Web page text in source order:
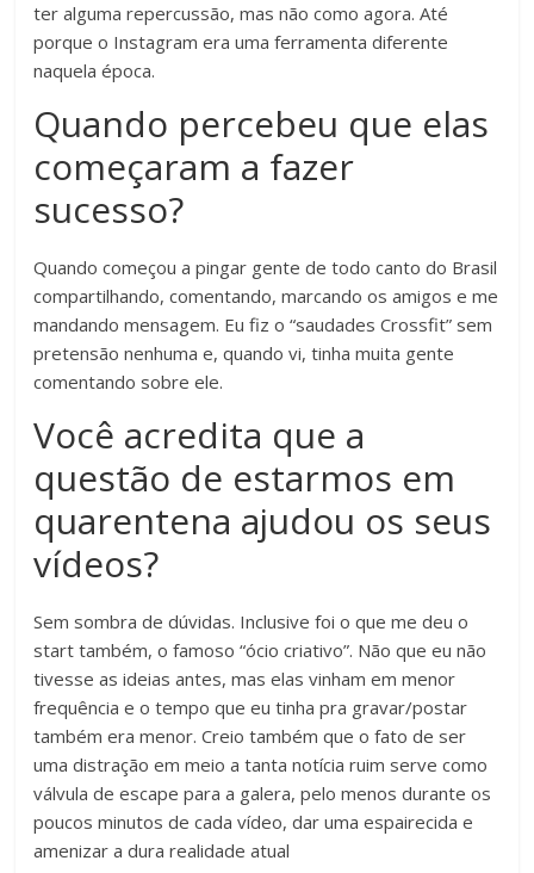
ter alguma repercussão, mas não como agora. Até
porque o Instagram era uma ferramenta diferente
naquela época.
Quando percebeu que elas
começaram a fazer
sucesso?
Quando começou a pingar gente de todo canto do Brasil
compartilhando, comentando, marcando os amigos e me
mandando mensagem. Eu fiz o “saudades Crossfit” sem
pretensão nenhuma e, quando vi, tinha muita gente
comentando sobre ele.
Você acredita que a
questão de estarmos em
quarentena ajudou os seus
vídeos?
Sem sombra de dúvidas. Inclusive foi o que me deu o
start também, o famoso “ócio criativo”. Não que eu não
tivesse as ideias antes, mas elas vinham em menor
frequência e o tempo que eu tinha pra gravar/postar
também era menor. Creio também que o fato de ser
uma distração em meio a tanta notícia ruim serve como
válvula de escape para a galera, pelo menos durante os
poucos minutos de cada vídeo, dar uma espairecida e
amenizar a dura realidade atual